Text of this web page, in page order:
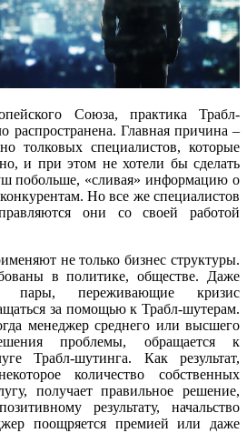
Союза, практика Трабл-
распространена. Главная причина –
толковых специалистов, которые
и при этом не хотели бы сделать
побольше, «сливая» информацию о
Но все же специалистов
они со своей работой
не только бизнес структуры.
в политике, обществе. Даже
пары, переживающие кризис
за помощью к Трабл-шутерам.
менеджер среднего или высшего
проблемы, обращается к
Трабл-шутинга. Как результат,
количество собственных
получает правильное решение,
результату, начальство
поощряется премией или даже